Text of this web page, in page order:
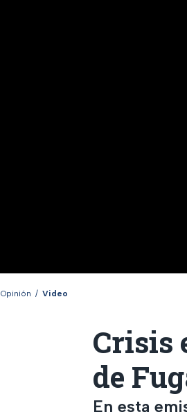
Opinión / Video
Crisis
de
En esta